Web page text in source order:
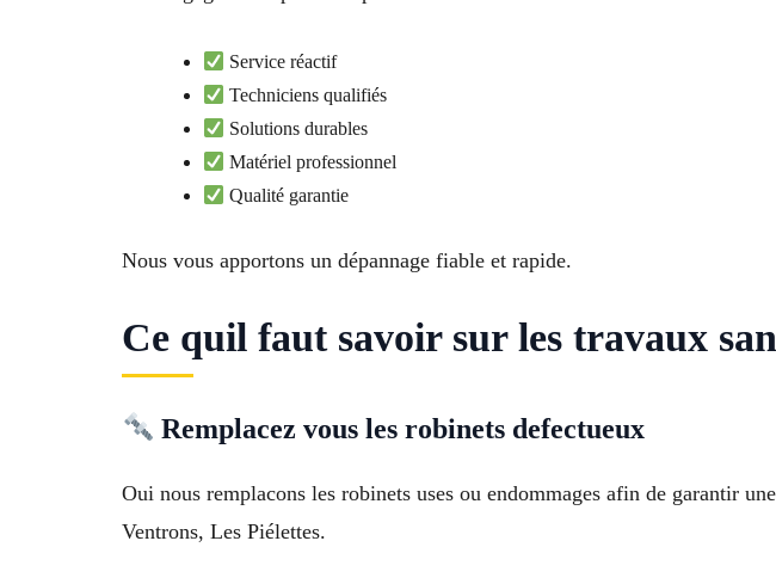
Service réactif
Techniciens qualifiés
Solutions durables
Matériel professionnel
Qualité garantie
Nous vous apportons un dépannage fiable et rapide.
Ce quil faut savoir sur les travaux
Remplacez vous les robinets defectueux
Oui nous remplacons les robinets uses ou endommages afin de garantir
Ventrons, Les Piélettes.